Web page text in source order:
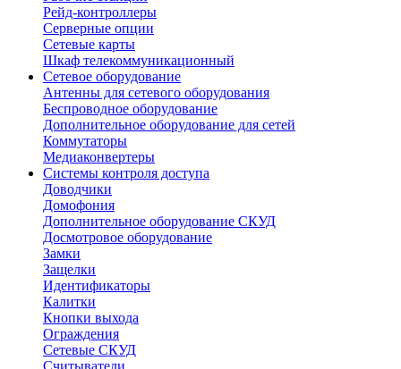
Рейд-контроллеры
Серверные опции
Сетевые карты
Шкаф телекоммуникационный
Сетевое оборудование
Антенны для сетевого оборудования
Беспроводное оборудование
Дополнительное оборудование для сетей
Коммутаторы
Медиаконвертеры
Системы контроля доступа
Доводчики
Домофония
Дополнительное оборудование СКУД
Досмотровое оборудование
Замки
Защелки
Идентификаторы
Калитки
Кнопки выхода
Ограждения
Сетевые СКУД
Считыватели